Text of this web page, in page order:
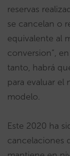
reservas
se cancelan o
equivalente al
conversion”,
tanto, habrá
para evaluar el
modelo.
Este 2020 ha
cancelaciones